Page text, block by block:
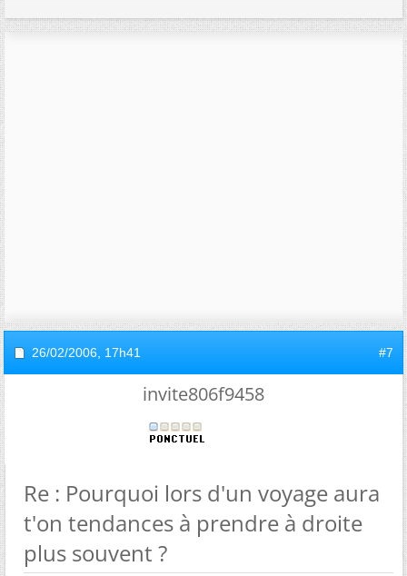
26/02/2006, 17h41 #7
invite806f9458
Re : Pourquoi lors d'un voyage aura
t'on tendances à prendre à droite
plus souvent ?